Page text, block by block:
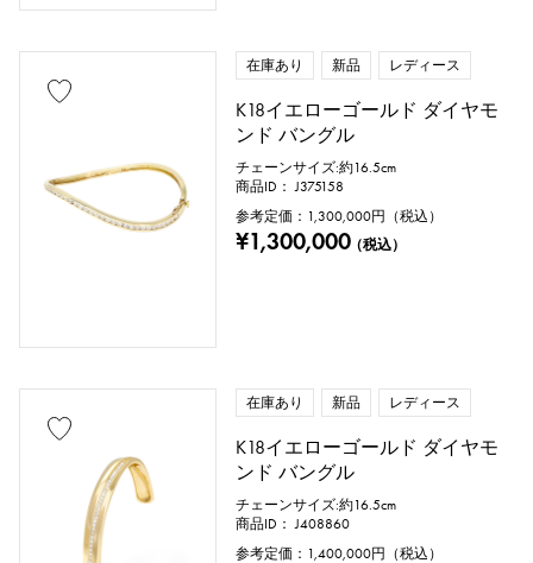
在庫あり 新品 レディース
K18イエローゴールド ダイヤモ
ンド バングル
チェーンサイズ:約16.5cm
商品ID： J375158
参考定価： 1,300,000円（税込）
¥1,300,000（税込）
在庫あり 新品 レディース
K18イエローゴールド ダイヤモ
ンド バングル
チェーンサイズ:約16.5cm
商品ID： J408860
参考定価： 1,400,000円（税込）